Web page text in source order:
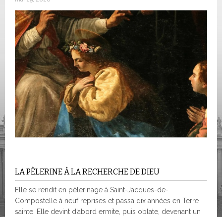
LA PÈLERINE À LA RECHERCHE DE DIEU
Elle se rendit en pèlerinage à Saint-Jacques-de-
Compostelle à neuf reprises et passa dix années en Terre
sainte. Elle devint d’abord ermite, puis oblate, devenant un